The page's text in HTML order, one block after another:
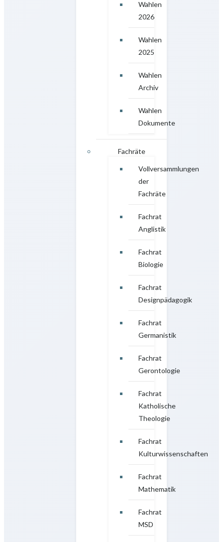
Wahlen
2026
Wahlen
2025
Wahlen
Archiv
Wahlen
Dokumente
Fachräte
Vollversammlungen
der
Fachräte
Fachrat
Anglistik
Fachrat
Biologie
Fachrat
Designpädagogik
Fachrat
Germanistik
Fachrat
Gerontologie
Fachrat
Katholische
Theologie
Fachrat
Kulturwissenschaften
Fachrat
Mathematik
Fachrat
MSD